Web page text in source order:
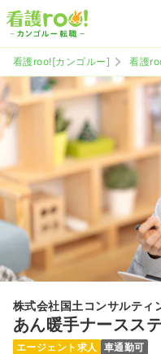
看護roo![カンゴルー] 看護
株式会社国土コンサルティ
あん暖手ナースス
エージェント求人 車通勤可